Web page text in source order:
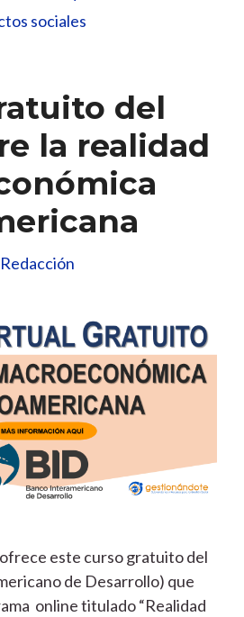
sociales
del
la realidad
Redacción
este curso gratuito del
de Desarrollo) que
online titulado “Realidad